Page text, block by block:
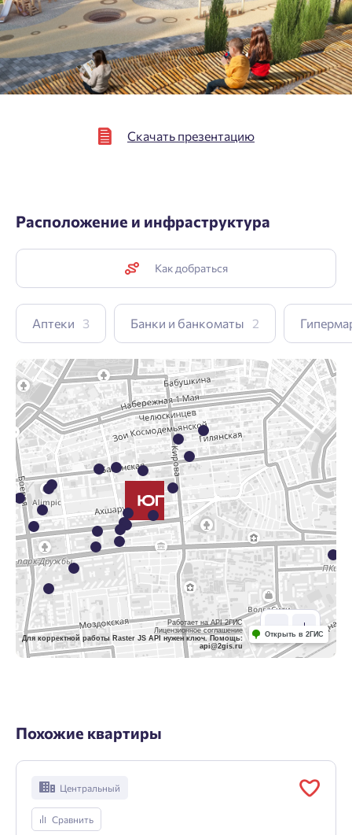
Скачать презентацию
Расположение и инфраструктура
Как добраться
Аптеки 3 Банки и банкоматы 2
Работает на API 2ГИС
Лицензионное соглашение
Для корректной работы Raster JS API нужен ключ. Помощь:
api@2gis.ru
Открыть в 2ГИС
Похожие квартиры
Центральный
Сравнить
Подтвердить